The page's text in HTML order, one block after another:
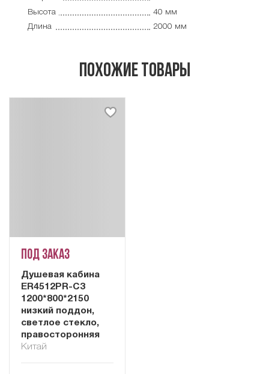
Высота
40 мм
Длина
2000 мм
похожие товары
Под заказ
Душевая кабина
ER4512PR-C3
1200*800*2150
низкий поддон,
светлое стекло,
правосторонняя
Китай